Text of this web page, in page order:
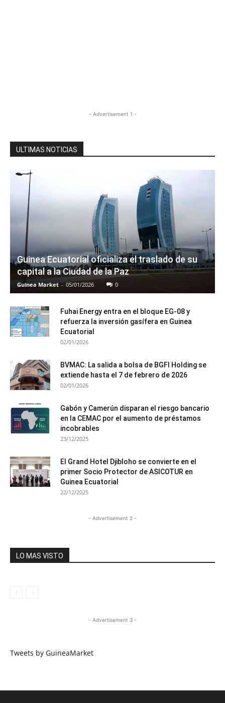
- Advertisement 1 -
ULTIMAS NOTICIAS
Guinea Ecuatorial oficializa el traslado de su
capital a la Ciudad de la Paz
Guinea Market - 05/01/2026 0
Fuhai Energy entra en el bloque EG-08 y
refuerza la inversión gasífera en Guinea
Ecuatorial
02/01/2026
BVMAC: La salida a bolsa de BGFI Holding se
extiende hasta el 7 de febrero de 2026
02/01/2026
Gabón y Camerún disparan el riesgo bancario
en la CEMAC por el aumento de préstamos
incobrables
23/12/2025
El Grand Hotel Djibloho se convierte en el
primer Socio Protector de ASICOTUR en
Guinea Ecuatorial
22/12/2025
- Advertisement 2 -
LO MAS VISTO
- Advertisement 3 -
Tweets by GuineaMarket